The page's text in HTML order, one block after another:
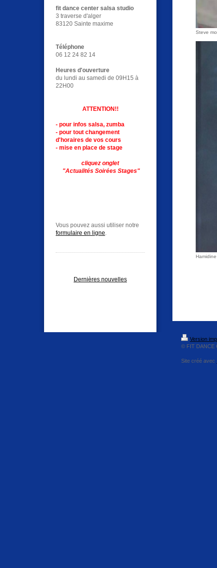
fit dance center salsa studio
3 traverse d'alger
83120 Sainte maxime
Téléphone
06 12 24 82 14
Heures d'ouverture
du lundi au samedi de 09H15 à
22H00
ATTENTION!!
- pour infos salsa, zumba
- pour tout changement
d'horaires de vos cours
- mise en place de stage
cliquez onglet
"Actualités Soirées Stages"
Vous pouvez aussi utiliser notre
formulaire en ligne.
Dernières nouvelles
Steve
Version
© FIT DANCE
Site créé avec